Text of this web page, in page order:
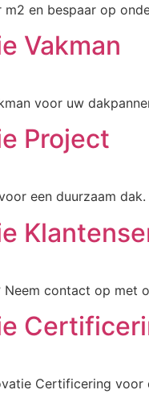
en bespaar op
Vakman
voor uw
Project
een duurzaam
contact op met
Certificering